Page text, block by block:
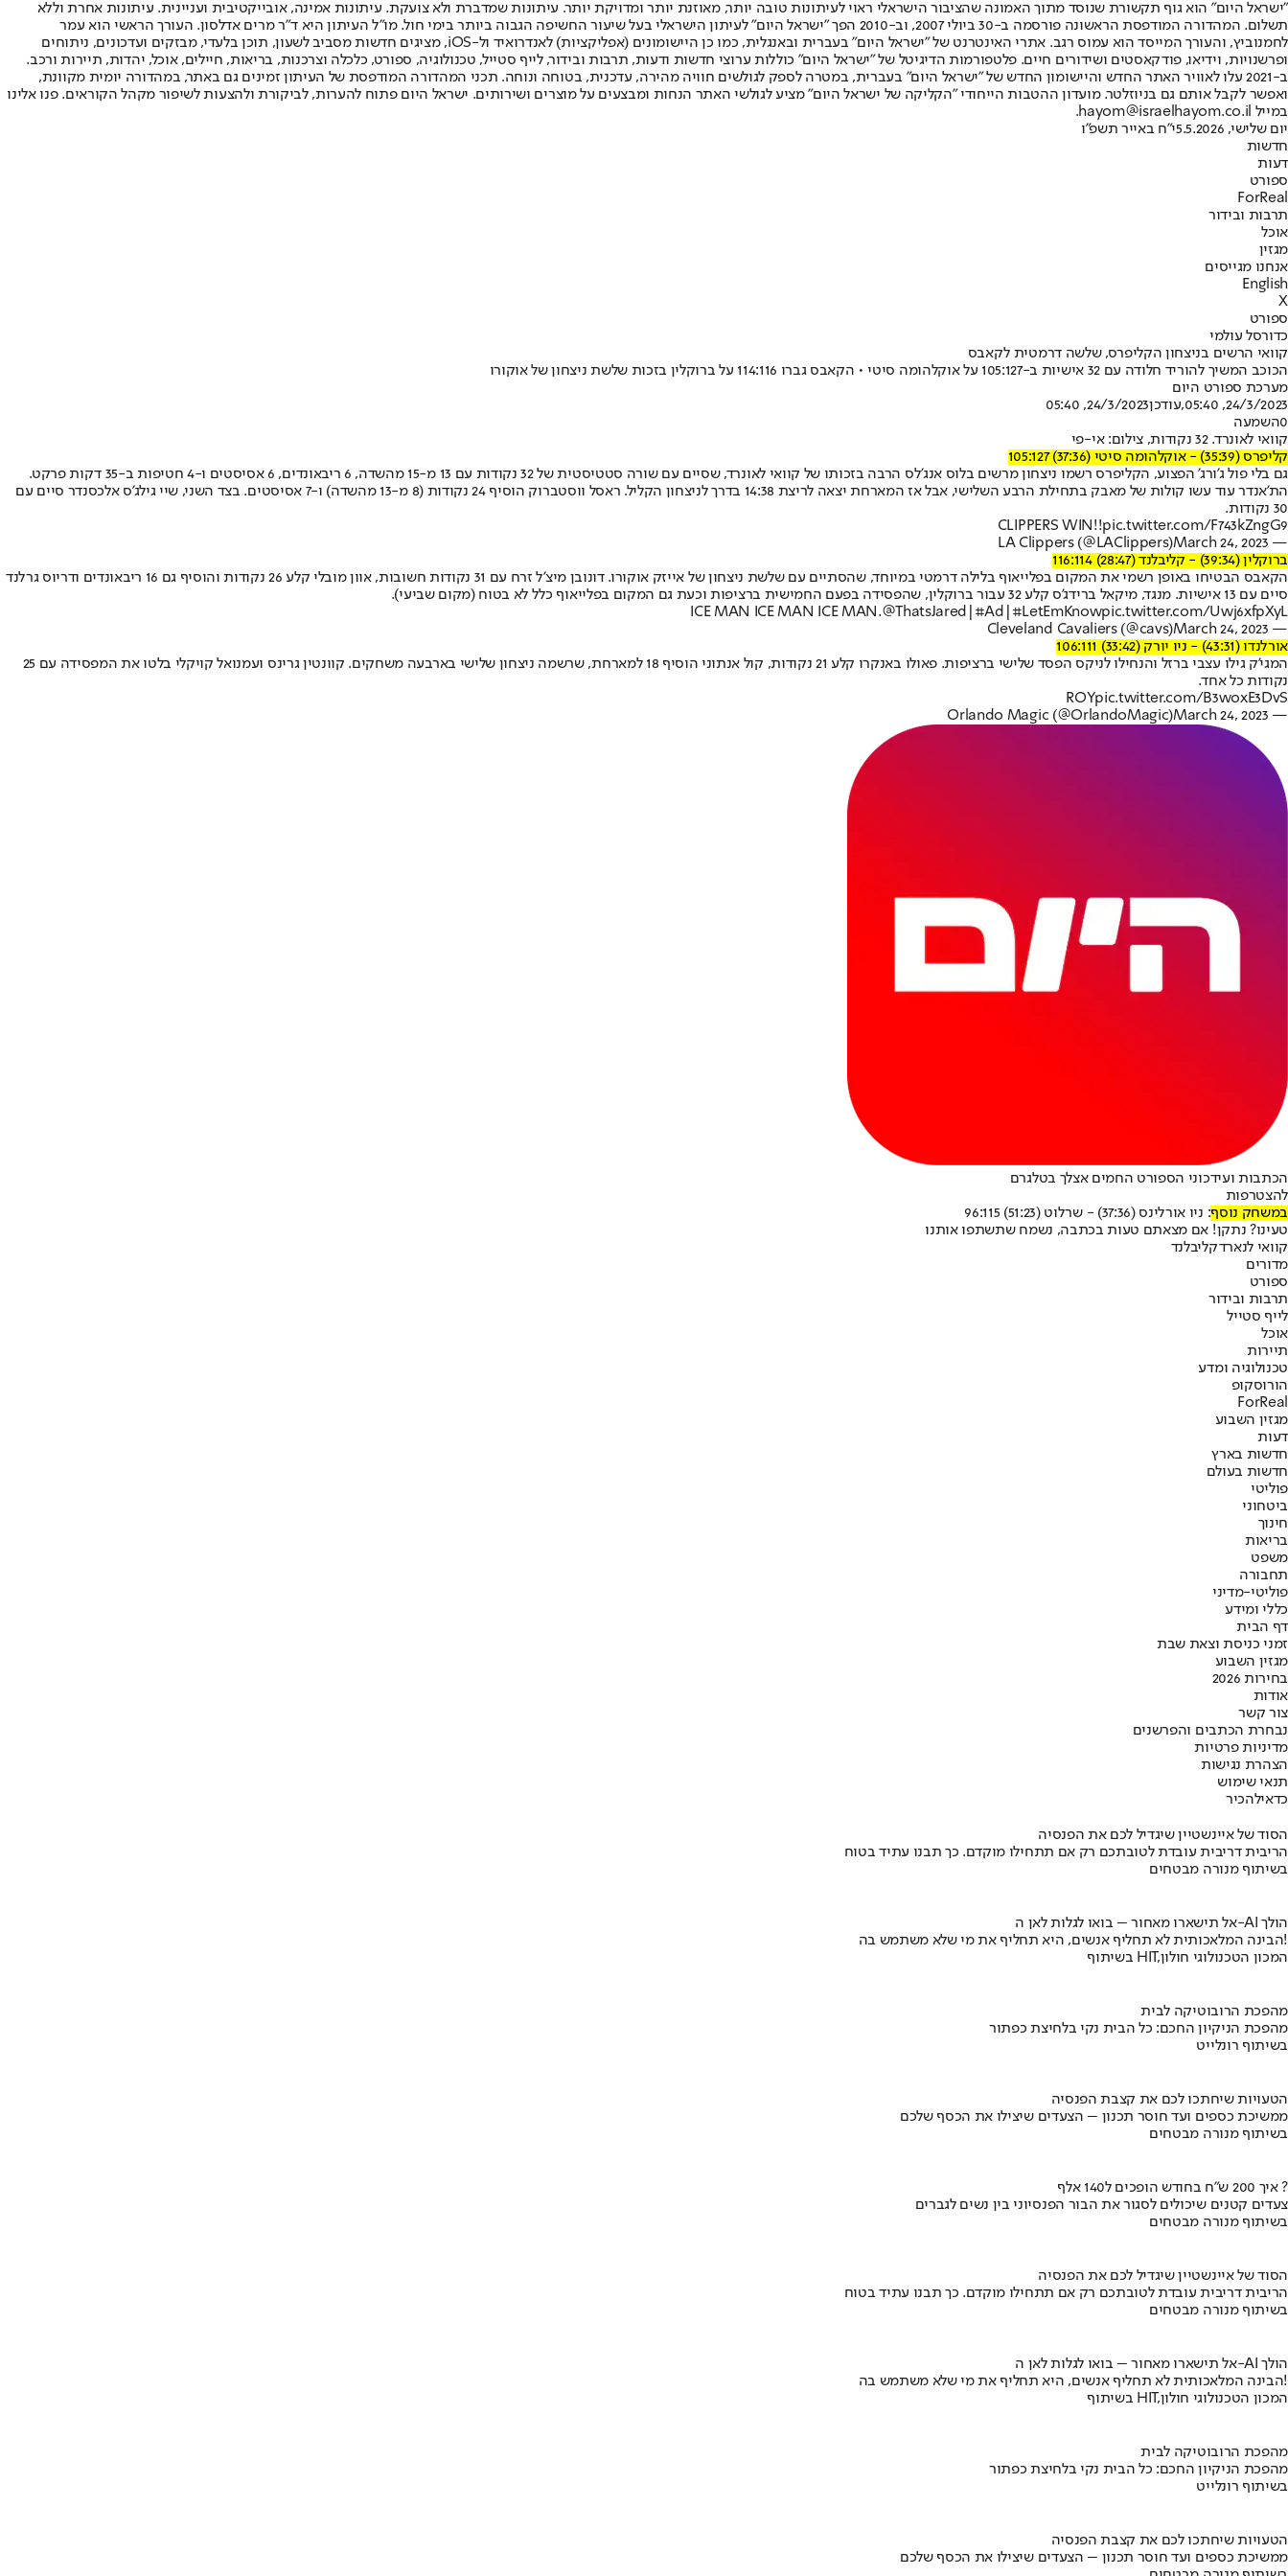
"ישראל היום" הוא גוף תקשורת שנוסד מתוך האמונה שהציבור הישראלי ראוי לעיתונות טובה יותר, מאוזנת יותר ומדויקת יותר. עיתונות שמדברת ולא צועקת. עיתונות אמינה, אובייקטיבית ועניינית. עיתונות אחרת וללא
תשלום. המהדורה המודפסת הראשונה פורסמה ב-30 ביולי 2007, וב-2010 הפך "ישראל היום" לעיתון הישראלי בעל שיעור החשיפה הגבוה ביותר בימי חול. מו"ל העיתון היא ד"ר מרים אדלסון. העורך הראשי הוא עמר
לחמנוביץ, והעורך המייסד הוא עמוס רגב. אתרי האינטרנט של "ישראל היום" בעברית ובאנגלית, כמו כן היישומונים (אפליקציות) לאנדרואיד ול-iOS, מציגים חדשות מסביב לשעון, תוכן בלעדי, מבזקים ועדכונים, ניתוחים
ופרשנויות, וידיאו, פודקאסטים ושידורים חיים. פלטפורמות הדיגיטל של "ישראל היום" כוללות ערוצי חדשות ודעות, תרבות ובידור, לייף סטייל, טכנולוגיה, ספורט, כלכלה וצרכנות, בריאות, חיילים, אוכל, יהדות, תיירות ורכב.
ב-2021 עלו לאוויר האתר החדש והיישומון החדש של "ישראל היום" בעברית, במטרה לספק לגולשים חוויה מהירה, עדכנית, בטוחה ונוחה. תכני המהדורה המודפסת של העיתון זמינים גם באתר, במהדורה יומית מקוונת,
ואפשר לקבל אותם גם בניוזלטר. מועדון ההטבות הייחודי "הקליקה של ישראל היום" מציע לגולשי האתר הנחות ומבצעים על מוצרים ושירותים. ישראל היום פתוח להערות, לביקורת ולהצעות לשיפור מקהל הקוראים. פנו אלינו
במייל hayom@israelhayom.co.il.
יום שלישי, 5.5.2026
י"ח באייר תשפ"ו
חדשות
דעות
ספורט
ForReal
תרבות ובידור
אוכל
מגזין
אנחנו מגייסים
English
X
ספורט
כדורסל עולמי
קוואי הרשים בניצחון הקליפרס, שלשה דרמטית לקאבס
הכוכב המשיך להוריד חלודה עם 32 אישיות ב-105:127 על אוקלהומה סיטי • הקאבס גברו 114:116 על ברוקלין בזכות שלשת ניצחון של אוקורו
מערכת ספורט היום
24/3/2023, 05:40
,עודכן24/3/2023, 05:40
0השמעה
קוואי לאונרד. 32 נקודות, צילום: אי-פי
קליפרס (35:39) - אוקלהומה סיטי (37:36) 105:127
גם בלי פול ג'ורג' הפצוע, הקליפרס רשמו ניצחון מרשים בלוס אנג'לס הרבה בזכותו של קוואי לאונרד, שסיים עם שורה סטטיסטית של 32 נקודות עם 13 מ-15 מהשדה, 6 ריבאונדים, 6 אסיסטים ו-4 חטיפות ב-35 דקות פרקט.
הת'אנדר עוד עשו קולות של מאבק בתחילת הרבע השלישי, אבל אז המארחת יצאה לריצת 14:38 בדרך לניצחון הקליל. ראסל ווסטברוק הוסיף 24 נקודות (8 מ-13 מהשדה) ו-7 אסיסטים. בצד השני, שיי גילג'ס אלכסנדר סיים עם
30 נקודות.
CLIPPERS WIN!!pic.twitter.com/F743kZngG9
— LA Clippers (@LAClippers)
March 24, 2023
ברוקלין (39:34) - קליבלנד (28:47) 116:114
הקאבס הבטיחו באופן רשמי את המקום בפלייאוף בלילה דרמטי במיוחד, שהסתיים עם שלשת ניצחון של אייזק אוקורו. דונובן מיצ'ל זרח עם 31 נקודות חשובות, אוון מובלי קלע 26 נקודות והוסיף גם 16 ריבאונדים ודריוס גרלנד
סיים עם 13 אישיות. מנגד, מיקאל ברידג'ס קלע 32 עבור ברוקלין, שהפסידה בפעם החמישית ברציפות וכעת גם המקום בפלייאוף כלל לא בטוח (מקום שביעי).
ICE MAN ICE MAN ICE MAN.@ThatsJared #Ad #LetEmKnowpic.twitter.com/Uwj6xfpXyL
— Cleveland Cavaliers (@cavs)
March 24, 2023
אורלנדו (43:31) - ניו יורק (33:42) 106:111
המגי'ק גילו עצבי ברזל והנחילו לניקס הפסד שלישי ברציפות. פאולו באנקרו קלע 21 נקודות, קול אנתוני הוסיף 18 למארחת, שרשמה ניצחון שלישי בארבעה משחקים. קוונטין גרינס ועמנואל קויקלי בלטו את המפסידה עם 25
נקודות כל אחד.
ROYpic.twitter.com/B3woxE3DvS
— Orlando Magic (@OrlandoMagic)
March 24, 2023
הכתבות ועידכוני הספורט החמים אצלך בטלגרם
להצטרפות
במשחק נוסף: ניו אורלינס (37:36) - שרלוט (51:23) 96:115
טעינו? נתקן! אם מצאתם טעות בכתבה, נשמח שתשתפו אותנו
קוואי לנארדקליבלנד
מדורים
ספורט
תרבות ובידור
לייף סטייל
אוכל
תיירות
טכנולוגיה ומדע
הורוסקופ
ForReal
מגזין השבוע
דעות
חדשות בארץ
חדשות בעולם
פוליטי
ביטחוני
חינוך
בריאות
משפט
תחבורה
פוליטי-מדיני
כללי ומידע
דף הבית
זמני כניסת וצאת שבת
מגזין השבוע
בחירות 2026
אודות
צור קשר
נבחרת הכתבים והפרשנים
מדיניות פרטיות
הצהרת נגישות
תנאי שימוש
כדאילהכיר
הסוד של איינשטיין שיגדיל לכם את הפנסיה
הריבית דריבית עובדת לטובתכם רק אם תתחילו מוקדם. כך תבנו עתיד בטוח
בשיתוף מנורה מבטחים
אל תישארו מאחור – בואו לגלות לאן ה-AI הולך
הבינה המלאכותית לא תחליף אנשים, היא תחליף את מי שלא משתמש בה!
בשיתוף HIT,המכון הטכנולוגי חולון
מהפכת הרובוטיקה לבית
מהפכת הניקיון החכם: כל הבית נקי בלחיצת כפתור
בשיתוף רונלייט
הטעויות שיחתכו לכם את קצבת הפנסיה
ממשיכת כספים ועד חוסר תכנון – הצעדים שיצילו את הכסף שלכם
בשיתוף מנורה מבטחים
איך 200 ש"ח בחודש הופכים ל140 אלף ?
צעדים קטנים שיכולים לסגור את הבור הפנסיוני בין נשים לגברים
בשיתוף מנורה מבטחים
הסוד של איינשטיין שיגדיל לכם את הפנסיה
הריבית דריבית עובדת לטובתכם רק אם תתחילו מוקדם. כך תבנו עתיד בטוח
בשיתוף מנורה מבטחים
אל תישארו מאחור – בואו לגלות לאן ה-AI הולך
הבינה המלאכותית לא תחליף אנשים, היא תחליף את מי שלא משתמש בה!
בשיתוף HIT,המכון הטכנולוגי חולון
מהפכת הרובוטיקה לבית
מהפכת הניקיון החכם: כל הבית נקי בלחיצת כפתור
בשיתוף רונלייט
הטעויות שיחתכו לכם את קצבת הפנסיה
ממשיכת כספים ועד חוסר תכנון – הצעדים שיצילו את הכסף שלכם